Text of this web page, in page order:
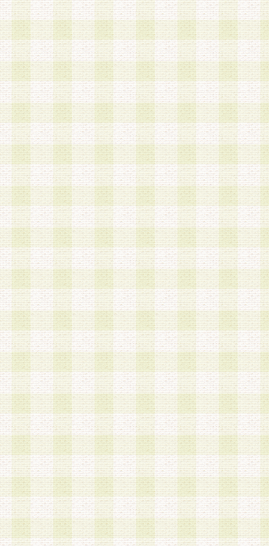
は、当該個人情報を以下の各号に定める目的に利
す。なお、これら事項以外の目的で個人情報を利
かじめ会員の同意を得たうえで利用するものとし
a.本サービスの実施または運営
b.本サービスに係る謝礼、景品、調査サンプル品
c.会員からの電話、メール等の問い合わせなどへ
d.その他これらに付随する業務
2.当社は、会員個人を識別することのできる情報
会員情報を本人の承諾なく第三者に開示すること
人を識別できる情報について第三者に開示または
社は事前に会員本人の同意を得るものとします。
3.前項の定めに拘わらず、当社は、以下の目的に
意を 得ることなく、会員個人を識別できる情報
づき選定した委託業者に対して当社の責任におい
できるものとします。な お、当社は、当該委託
契約を締結しこれを遵守させるとともに、本規約
の注意をもって当該情報を使用させるものとし ま
a.本サービスに係る謝礼、景品、調査サンプル品
b.会員からの電話、メール等の問い合わせなどへ
c.モバイルリサーチ、またはグループ形式による
実施もしくは運営
d.その他これらに付随する業務
4.会員は、住所、電話番号その他の登録情報につ
合は、速やかに当社所定の変更手続きを行うもの
5.当社は、必要と認めた場合、会員に対して、電
手段により登録情報の対象者が会員登録者本人で
の内容が正確であること、アンケートの回答内容
うことができるものとます。
6.会員は、会員登録後当社が定期的に行う登録情
して、当社指定の期間内に更新手続きを行うもの
該期間内に更新手続きを行わない場合、その時点
発行したポイントは失効されるものとします。